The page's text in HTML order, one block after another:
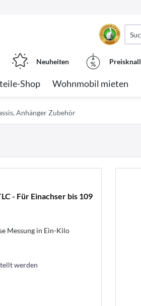
Neuheiten
Shop Wohnmobil mieten
Anhänger Zubehör
- Für Einachser bis 109
Messung in Ein-Kilo
werden